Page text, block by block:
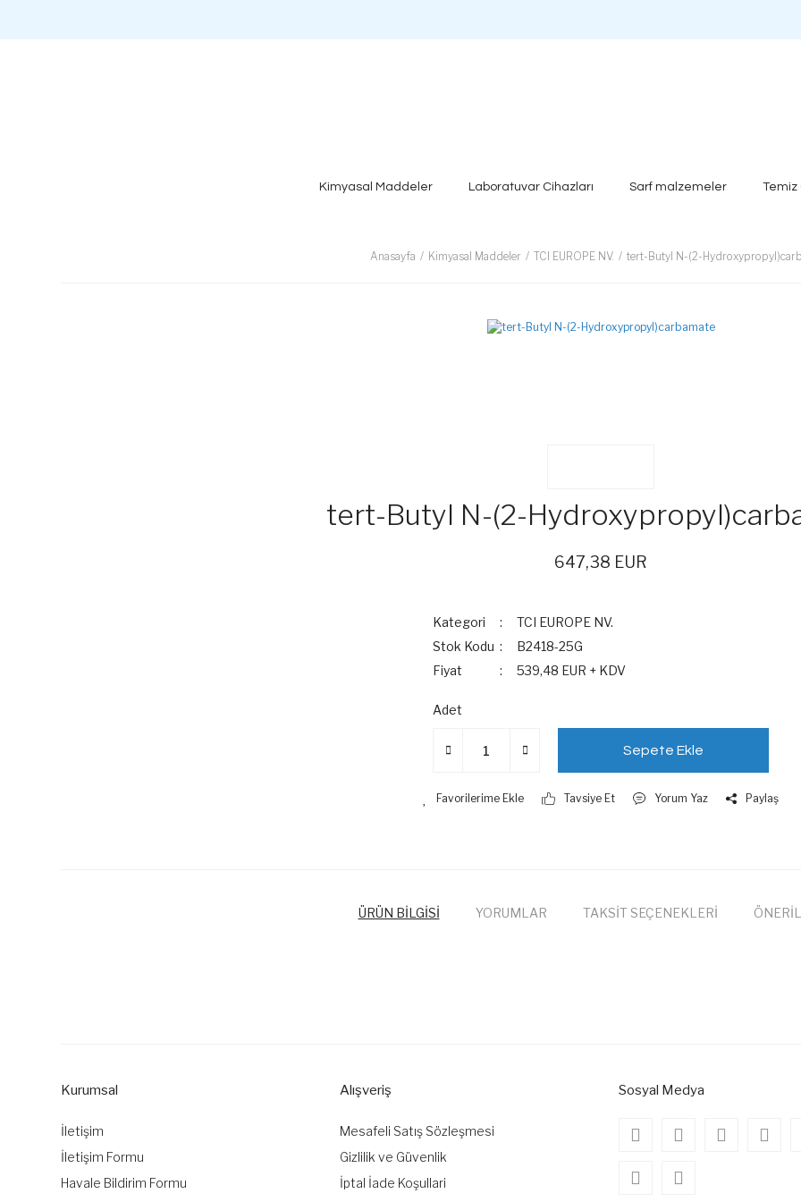
Kimyasal Maddeler Laboratuvar Cihazları Sarf malzemeler Temiz
Anasayfa Kimyasal Maddeler TCI EUROPE NV. tert-Butyl N-(2-
tert-Butyl N-(2-
647,38 EUR
Kategori
TCI EUROPE NV.
Stok Kodu
B2418-25G
Fiyat
539,48 EUR + KDV
Adet
Sepete Ekle
Tavsiye Et Yorum Yaz Paylaş
ÜRÜN BİLGİSİ YORUMLAR TAKSİT SEÇENEKLERİ
Ürün bilgilerinde hatalar bulunuyor.
Bu ürüne benzer farklı alternatifler olmalı.
Kurumsal
İletişim
İletişim Formu
Havale Bildirim Formu
Alışveriş
Mesafeli Satış Sözleşmesi
Gizlilik ve Güvenlik
İptal İade Koşullari
Sosyal Medya